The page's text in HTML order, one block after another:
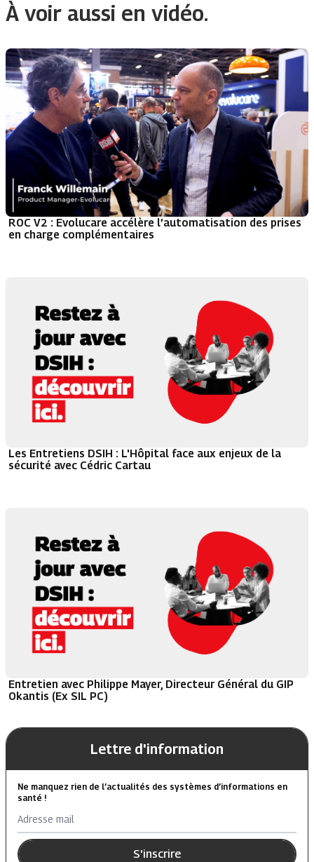
À voir aussi en vidéo.
ROC V2 : Evolucare accélère l’automatisation des prises
en charge complémentaires
Les Entretiens DSIH : L'Hôpital face aux enjeux de la
sécurité avec Cédric Cartau
Entretien avec Philippe Mayer, Directeur Général du GIP
Okantis (Ex SIL PC)
Lettre d'information
Ne manquez rien de l’actualités des systèmes d’informations en
santé !
Adresse mail
S'inscrire